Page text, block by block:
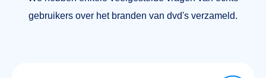
gebruikers over het branden van dvd's verzameld.